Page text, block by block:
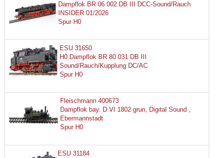
Dampflok BR 06 002 DB III DCC-Sound/Rauch
INSIDER 01/2026
Spur H0
ESU 31650
H0 Dampflok BR 80 031 DB III
Sound/Rauch/Kupplung DC/AC
Spur H0
Fleischmann 400673
Dampflok bay. D VI 1802 grun, Digital Sound ,
Ebermannstadt
Spur H0
ESU 31184